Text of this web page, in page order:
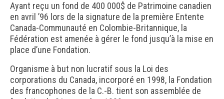
Ayant reçu un fond de 400 000$ de Patrimoine canadien
en avril ’96 lors de la signature de la première Entente
Canada-Communauté en Colombie-Britannique, la
Fédération est amenée à gérer le fond jusqu’à la mise en
place d’une Fondation.
Organisme à but non lucratif sous la Loi des
corporations du Canada, incorporé en 1998, la Fondation
des francophones de la C.-B. tient son assemblée de